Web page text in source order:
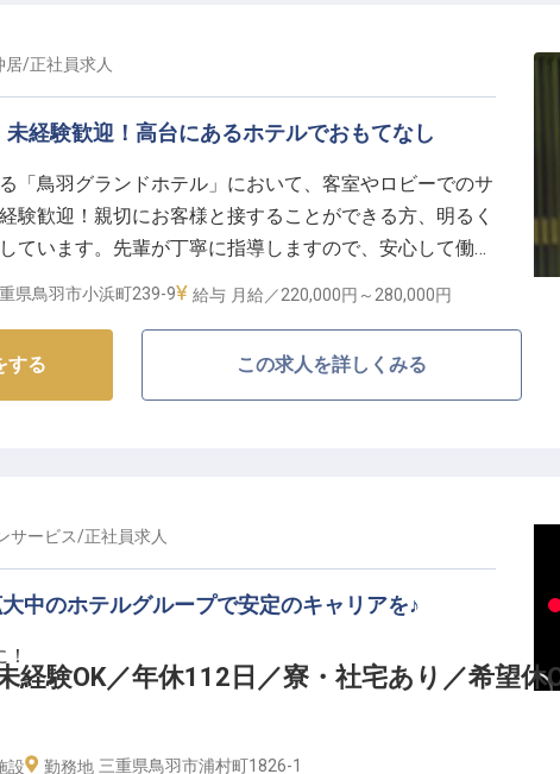
丁寧にサポートいたしますのでご安心ください。
アップの機会】
始める方も安心してスタートできます。また、女性の育
、ライフイベントを大切にしながらキャリアを築ける職
実しており、おもてなしのプロフェッショナルとして成
居/正社員求人
経験歓迎！高台にあるホテルでおもてなし
「鳥羽グランドホテル」において、客室やロビーでのサ
験歓迎！親切にお客様と接することができる方、明るく
ています。先輩が丁寧に指導しますので、安心して働け
業務経験が2年ほどある方も歓迎します。年間休日は
社員寮があり、家具は全部揃っています。※この求人は
県鳥羽市小浜町239-9 給与 月給／220,000円～ 280,000円
する この求人を詳しくみる
経験OK／年休112日／寮・社宅あり／希望休
サービス/正社員求人
中のホテルグループで安定のキャリアを♪
設 勤務地 三重県鳥羽市浦村町1826-1